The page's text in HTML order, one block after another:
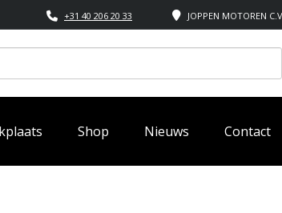
JOPPEN MOTOREN
+31 40 206 20 33
Shop Nieuws Contact